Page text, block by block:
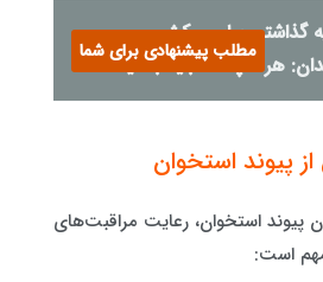
گذاشتن برای روکش
هر آنچه که باید بدانید
مطلب پیشنهادی برای شما
پیوند استخوان
پیوند استخوان، رعایت مراقبت‌های
است: